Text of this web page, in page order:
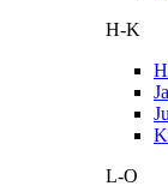
H-K
L-O